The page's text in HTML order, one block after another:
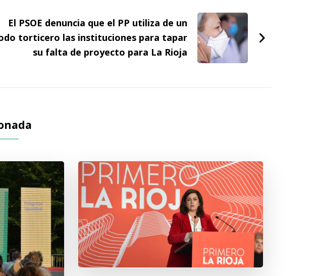
El PSOE denuncia que el PP utiliza de un
torticero las instituciones para tapar
su falta de proyecto para La Rioja